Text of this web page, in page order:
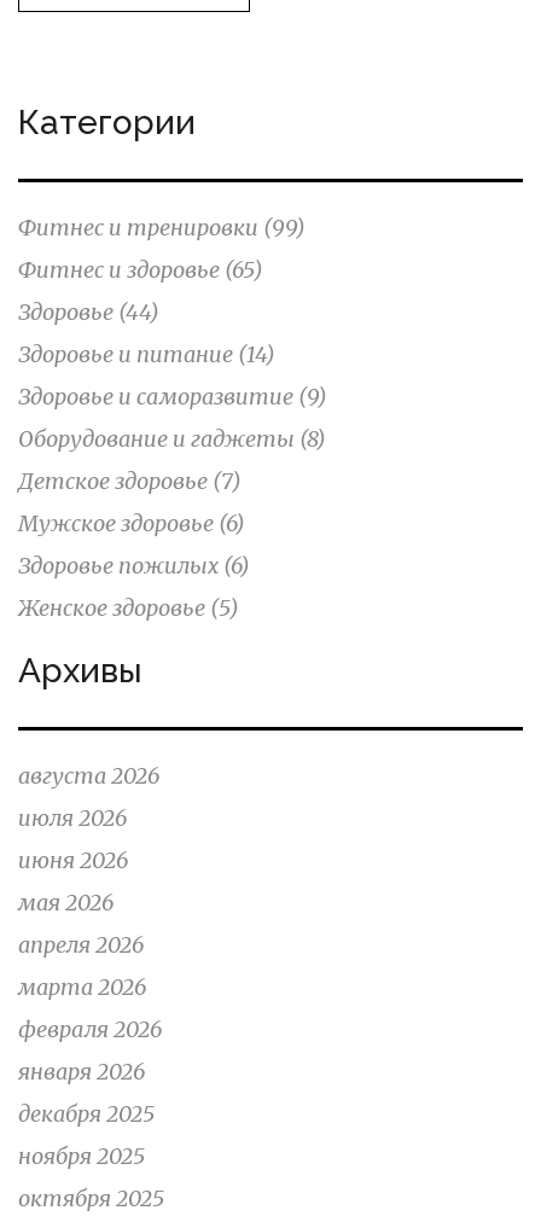
Категории
Фитнес и тренировки (99)
Фитнес и здоровье (65)
Здоровье (44)
Здоровье и питание (14)
Здоровье и саморазвитие (9)
Оборудование и гаджеты (8)
Детское здоровье (7)
Мужское здоровье (6)
Здоровье пожилых (6)
Женское здоровье (5)
Архивы
августа 2026
июля 2026
июня 2026
мая 2026
апреля 2026
марта 2026
февраля 2026
января 2026
декабря 2025
ноября 2025
октября 2025